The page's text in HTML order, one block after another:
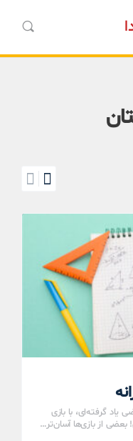
یاد گرفته‌ای، با بازی
از بازی‌ها آسان‌تر…